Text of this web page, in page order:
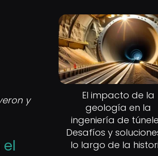
y
El impacto de la
geología en la
ingeniería de
Desafíos y
lo largo de la